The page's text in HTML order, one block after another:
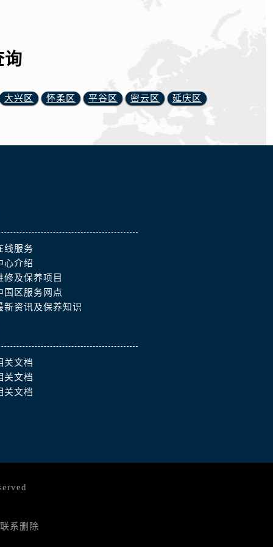
询
大兴区 怀柔区 平谷区 密云区 延庆区
线服务
心介绍
修及保养项目
国区服务网点
新资讯及保养知识
关文档
关文档
关文档
系删除